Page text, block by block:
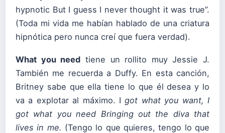
hypnotic But I guess I never thought it was true”.
(Toda mi vida me habían hablado de una criatura
hipnótica pero nunca creí que fuera verdad).
What you need tiene un rollito muy Jessie J.
También me recuerda a Duffy. En esta canción,
Britney sabe que ella tiene lo que él desea y lo
va a explotar al máximo. I got what you want, I
got what you need Bringing out the diva that
lives in me. (Tengo lo que quieres, tengo lo que